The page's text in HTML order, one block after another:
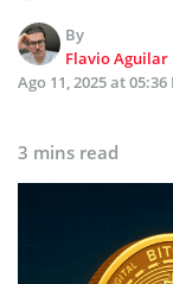
By
Flavio Aguilar
Ago 11, 2025 at 05:36
3 mins read